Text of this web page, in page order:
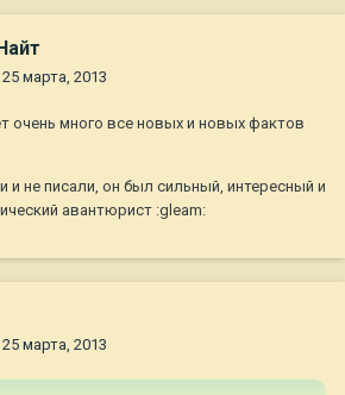
25 марта, 2013
очень много все новых и новых фактов
и не писали, он был сильный, интересный и
авантюрист :gleam:
25 марта, 2013